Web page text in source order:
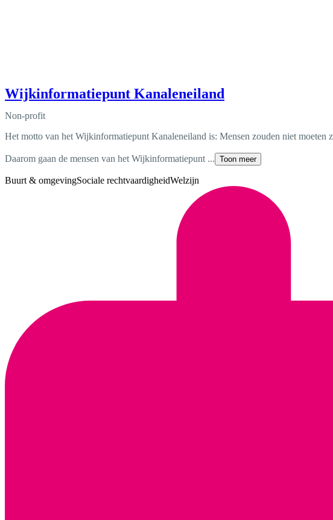
Wijkinformatiepunt Kanaleneiland
Non-profit
Het motto van het Wijkinformatiepunt Kanaleneiland is: Mensen zouden niet moeten
Daarom gaan de mensen van het Wijkinformatiepunt ... Toon meer
Buurt & omgevingSociale rechtvaardigheidWelzijn